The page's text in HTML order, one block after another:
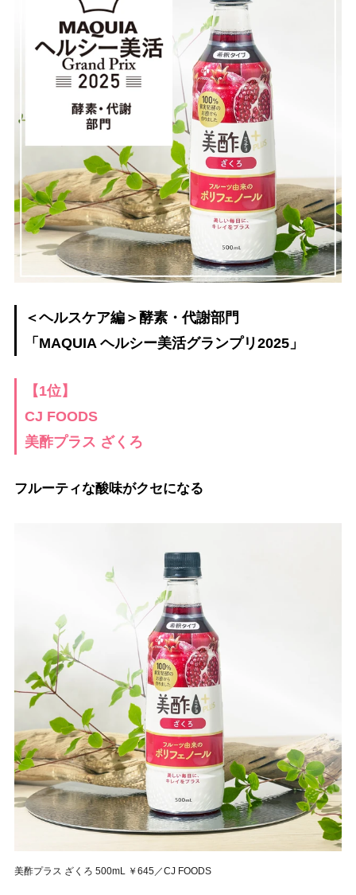
＜ヘルスケア編＞酵素・代謝部門
「MAQUIA ヘルシー美活グランプリ2025」
【1位】
CJ FOODS
美酢プラス ざくろ
フルーティな酸味がクセになる
美酢プラス ざくろ 500mL ￥645／CJ FOODS